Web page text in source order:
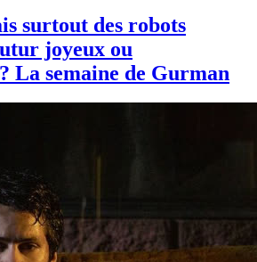
surtout des robots
joyeux ou
La semaine de Gurman